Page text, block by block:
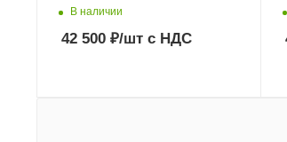
В наличии
42 500 ₽/шт с НДС